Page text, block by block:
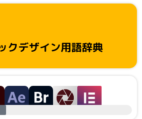
クデザイン用語辞典